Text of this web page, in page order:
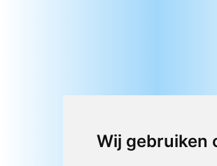
Wij gebruiken